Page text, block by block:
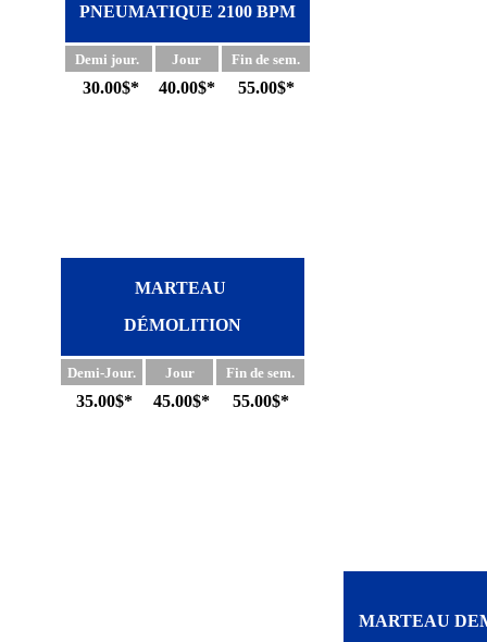
PNEUMATIQUE 2100 BPM
Demi jour. Jour Fin de sem.
30.00$* 40.00$* 55.00$*
MARTEAU
DÉMOLITION
Demi-Jour. Jour Fin de sem.
35.00$* 45.00$* 55.00$*
MARTEAU